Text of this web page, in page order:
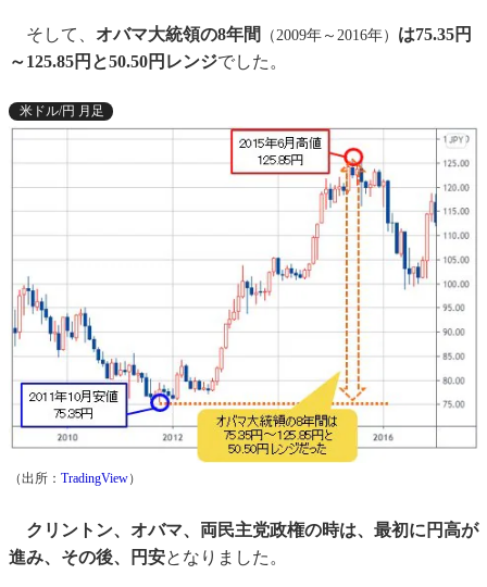
そして、 オバマ大統領の8年間 （2009年～2016年） は75.35円
～125.85円と50.50円レンジでした。
米ドル/円 月足
（出所： TradingView）
クリントン、オバマ、両民主党政権の時は、最初に円高が
進み、その後、円安となりました。